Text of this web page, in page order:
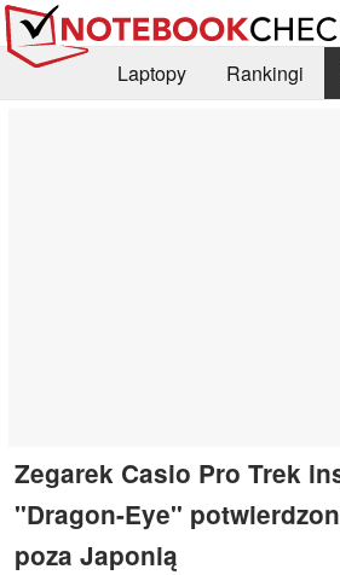
Laptopy Rankingi
Zegarek Casio Pro Trek
"Dragon-Eye"
poza Japonią